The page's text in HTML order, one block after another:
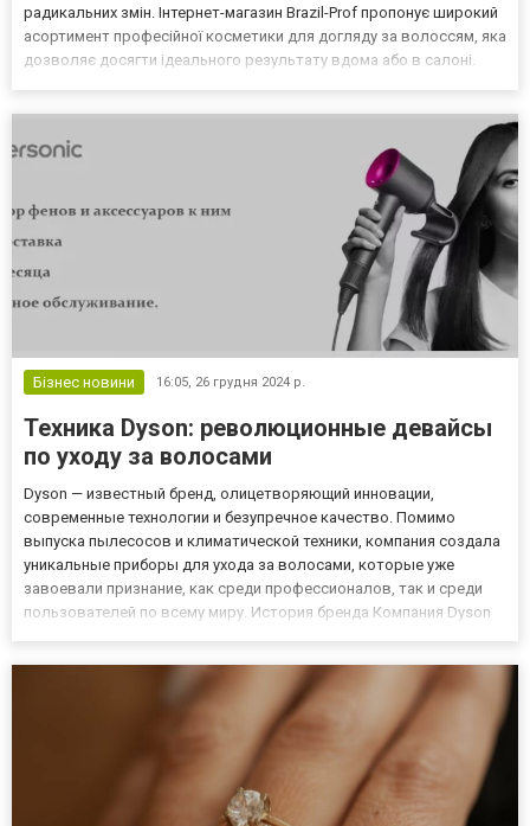
радикальних змін. Інтернет-магазин Brazil-Prof пропонує широкий
асортимент професійної косметики для догляду за волоссям, яка
дозволяє досягти ідеального результату вдома або в салоні.
Бізнес новини 16:05, 26 грудня 2024 р.
Техника Dyson: революционные девайсы
по уходу за волосами
Dyson — известный бренд, олицетворяющий инновации,
современные технологии и безупречное качество. Помимо
выпуска пылесосов и климатической техники, компания создала
уникальные приборы для ухода за волосами, которые уже
завоевали признание, как среди профессионалов, так и среди
пользователей по всему миру. История бренда Компания Dyson